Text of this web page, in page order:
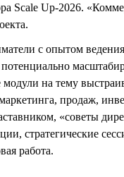
Scale Up-2026.
с опытом ведения
на тему
продаж,
«советы
стратегические
работа.